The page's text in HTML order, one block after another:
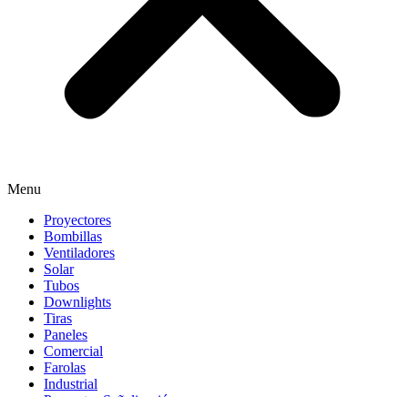
Menu
Proyectores
Bombillas
Ventiladores
Solar
Tubos
Downlights
Tiras
Paneles
Comercial
Farolas
Industrial